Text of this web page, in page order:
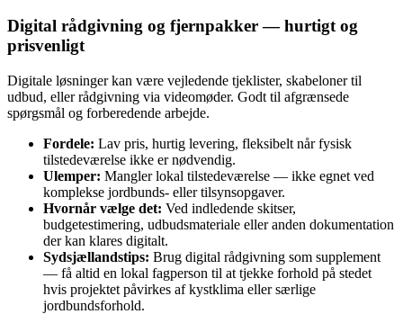
Digital rådgivning og fjernpakker — hurtigt og
prisvenligt
Digitale løsninger kan være vejledende tjeklister, skabeloner til
udbud, eller rådgivning via videomøder. Godt til afgrænsede
spørgsmål og forberedende arbejde.
Fordele: Lav pris, hurtig levering, fleksibelt når fysisk
tilstedeværelse ikke er nødvendig.
Ulemper: Mangler lokal tilstedeværelse — ikke egnet ved
komplekse jordbunds- eller tilsynsopgaver.
Hvornår vælge det: Ved indledende skitser,
budgetestimering, udbudsmateriale eller anden dokumentation
der kan klares digitalt.
Sydsjællandstips: Brug digital rådgivning som supplement
— få altid en lokal fagperson til at tjekke forhold på stedet
hvis projektet påvirkes af kystklima eller særlige
jordbundsforhold.